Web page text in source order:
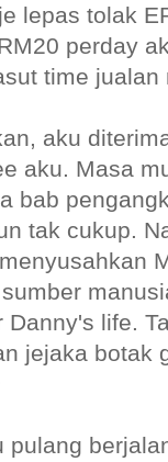
lepas tolak
perday
time jualan
aku
aku. Masa
bab
tak cukup.
Danny's life.
jejaka botak
pulang